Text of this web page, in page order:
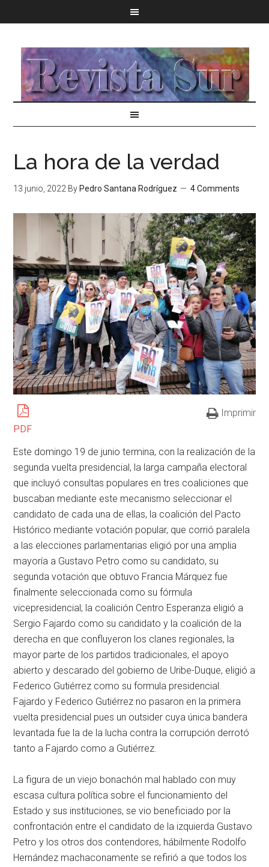
La hora de la verdad
13 junio, 2022 By Pedro Santana Rodríguez 4 Comments
PDF
Imprimir
Este domingo 19 de junio termina, con la realización de la
segunda vuelta presidencial, la larga campaña electoral
que incluyó consultas populares en tres coaliciones que
buscaban mediante este mecanismo seleccionar el
candidato de cada una de ellas, la coalición del Pacto
Histórico mediante votación popular, que corrió paralela
a las elecciones parlamentarias eligió por una amplia
mayoría a Gustavo Petro como su candidato, su
segunda votación que obtuvo Francia Márquez fue
finalmente seleccionada como su fórmula
vicepresidencial; la coalición Centro Esperanza eligió a
Sergio Fajardo como su candidato y la coalición de la
derecha en que confluyeron los clanes regionales, la
mayor parte de los partidos tradicionales, el apoyo
abierto y descarado del gobierno de Uribe-Duque, eligió a
Federico Gutiérrez como su formula presidencial.
Fajardo y Federico Gutiérrez no pasaron en la primera
vuelta presidencial pues un outsider cuya única bandera
levantada fue la de la lucha contra la corrupción derrotó
tanto a Fajardo como a Gutiérrez.
La figura de un viejo bonachón mal hablado con muy
escasa cultura política sobre el funcionamiento del
Estado y sus instituciones, se vio beneficiado por la
confrontación entre el candidato de la izquierda Gustavo
Petro y los otros dos contendores, hábilmente Rodolfo
Hernández machaconamente se refirió a que todos los